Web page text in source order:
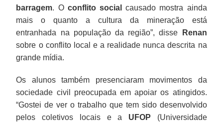
barragem. O conflito social
causado mostra ainda
mais o quanto a cultura da mineração está
entranhada na população da região”, disse
Renan
sobre o conflito local e a realidade nunca descrita na
grande mídia.
Os alunos também presenciaram movimentos da
sociedade civil preocupada em apoiar os atingidos.
“Gostei de ver o trabalho que tem sido desenvolvido
pelos coletivos locais e a UFOP (Universidade